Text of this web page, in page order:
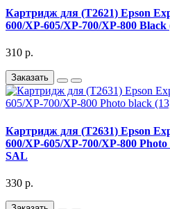
Картридж для (T2621) Epson
600/XP-605/XP-700/XP-800
310 р.
Заказать
Картридж для (T2631) Epson
600/XP-605/XP-700/XP-800
SAL
330 р.